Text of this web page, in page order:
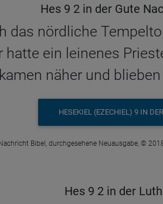
Hes 9 2 in der Gute
das nördliche
hatte ein leinenes
näher und
HESEKIEL (EZECHIEL) 9 IN
Bibel, durchgesehene Neuausgabe, ©
Hes 9 2 in der